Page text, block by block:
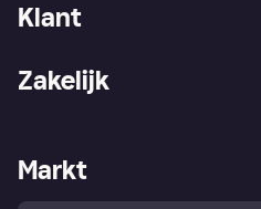
Klant
Winkeloverzicht
Kopersbescherming voor
Zakelijk
Zakelijke login
Markt